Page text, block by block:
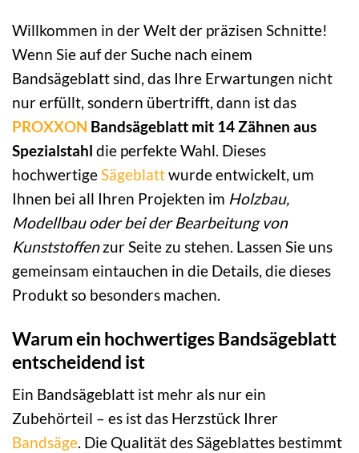
Willkommen in der Welt der präzisen Schnitte!
Wenn Sie auf der Suche nach einem
Bandsägeblatt sind, das Ihre Erwartungen nicht
nur erfüllt, sondern übertrifft, dann ist das
PROXXON Bandsägeblatt mit 14 Zähnen aus
Spezialstahl die perfekte Wahl. Dieses
hochwertige Sägeblattwurde entwickelt, um
Ihnen bei all Ihren Projekten im Holzbau,
Modellbau oder bei der Bearbeitung von
Kunststoffenzur Seite zu stehen. Lassen Sie uns
gemeinsam eintauchen in die Details, die dieses
Produkt so besonders machen.
Warum ein hochwertiges Bandsägeblatt
entscheidend ist
Ein Bandsägeblatt ist mehr als nur ein
Zubehörteil – es ist das Herzstück Ihrer
Bandsäge. Die Qualität des Sägeblattes bestimmt